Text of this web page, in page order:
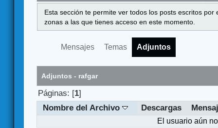
Esta sección te permite ver todos los posts escritos
zonas a las que tienes acceso en este momento.
Mensajes Temas Adjuntos
Adjuntos - rafgar
Páginas: [1]
Nombre del Archivo
Descargas
El usuario aún